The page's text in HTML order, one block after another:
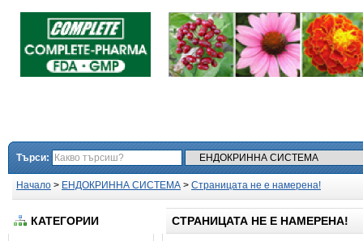
Търси:
Начало > ЕНДОКРИННА СИСТЕМА > Страницата не е намерена!
КАТЕГОРИИ СТРАНИЦАТА НЕ Е НАМЕРЕНА!